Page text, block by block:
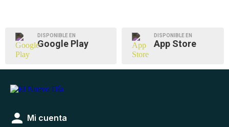
DISPONIBLE EN
Google Play
DISPONIBLE EN
App Store
Mi cuenta